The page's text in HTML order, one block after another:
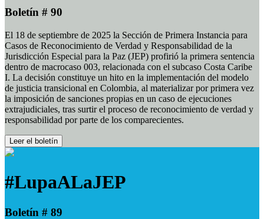
Boletín # 90
El 18 de septiembre de 2025 la Sección de Primera Instancia para
Casos de Reconocimiento de Verdad y Responsabilidad de la
Jurisdicción Especial para la Paz (JEP) profirió la primera sentencia
dentro de macrocaso 003, relacionada con el subcaso Costa Caribe
I. La decisión constituye un hito en la implementación del modelo
de justicia transicional en Colombia, al materializar por primera vez
la imposición de sanciones propias en un caso de ejecuciones
extrajudiciales, tras surtir el proceso de reconocimiento de verdad y
responsabilidad por parte de los comparecientes.
Leer el boletín
#LupaALaJEP
Boletín # 89